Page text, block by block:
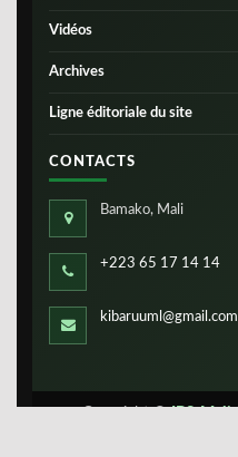
Vidéos
Archives
Ligne éditoriale du site
CONTACTS
Bamako, Mali
+223 65 17 14 14
kibaruuml@gmail.com